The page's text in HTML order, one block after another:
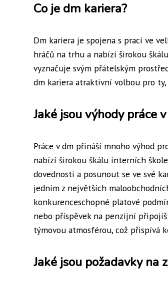
Co je dm kariera?
Dm kariera je spojena s prací ve
hráčů na trhu a nabízí širokou
vyznačuje svým přátelským
dm kariera atraktivní volbou pro
Jaké jsou výhody práce
Práce v dm přináší mnoho výhod
nabízí širokou škálu interních
dovednosti a posunout se ve své
jedním z největších
konkurenceschopné platové
nebo příspěvek na penzijní
týmovou atmosférou, což přispívá
Jaké jsou požadavky na